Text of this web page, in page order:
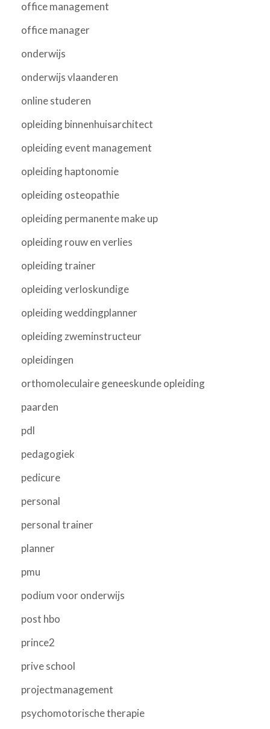
office management
office manager
onderwijs
onderwijs vlaanderen
online studeren
opleiding binnenhuisarchitect
opleiding event management
opleiding haptonomie
opleiding osteopathie
opleiding permanente make up
opleiding rouw en verlies
opleiding trainer
opleiding verloskundige
opleiding weddingplanner
opleiding zweminstructeur
opleidingen
orthomoleculaire geneeskunde opleiding
paarden
pdl
pedagogiek
pedicure
personal
personal trainer
planner
pmu
podium voor onderwijs
post hbo
prince2
prive school
projectmanagement
psychomotorische therapie